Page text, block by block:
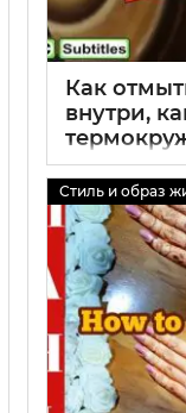
Как
внутри,
Стиль и образ